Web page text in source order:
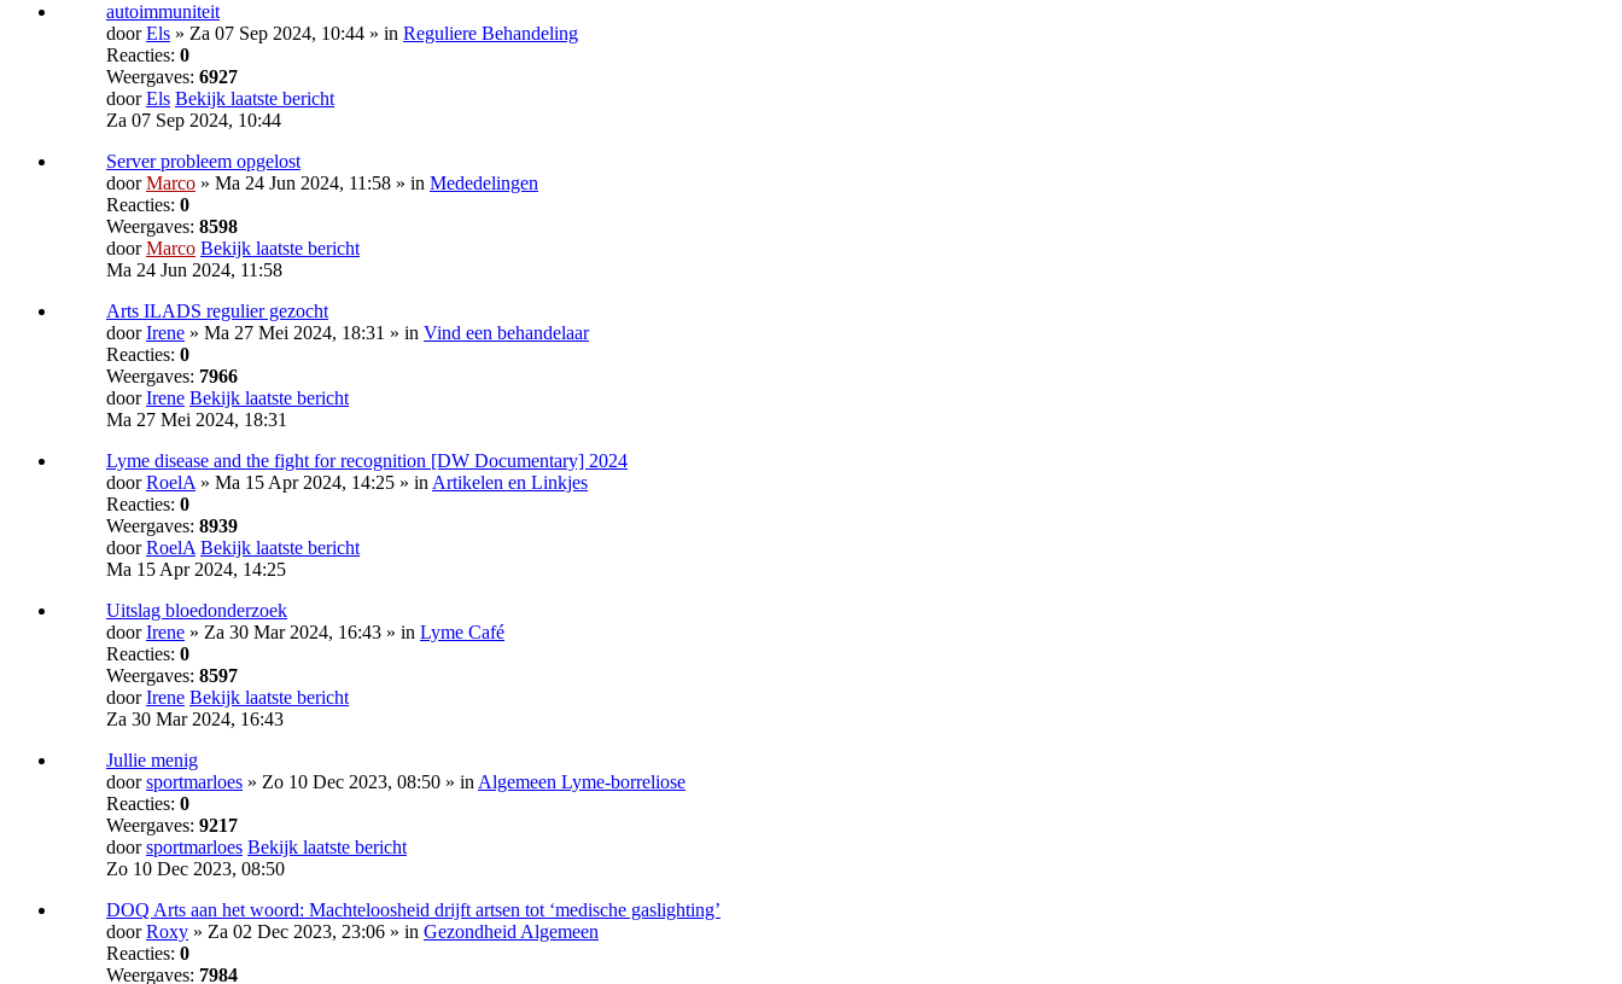
autoimmuniteit
doorEls » Za 07 Sep 2024, 10:44 » in Reguliere Behandeling
Reacties: 0
Weergaves: 6927
doorEls Bekijk laatste bericht
Za 07 Sep 2024, 10:44
Server probleem opgelost
doorMarco » Ma 24 Jun 2024, 11:58 » in Mededelingen
Reacties: 0
Weergaves: 8598
doorMarco Bekijk laatste bericht
Ma 24 Jun 2024, 11:58
Arts ILADS regulier gezocht
doorIrene » Ma 27 Mei 2024, 18:31 » in Vind een behandelaar
Reacties: 0
Weergaves: 7966
doorIrene Bekijk laatste bericht
Ma 27 Mei 2024, 18:31
Lyme disease and the fight for recognition [DW Documentary] 2024
doorRoelA » Ma 15 Apr 2024, 14:25 » in Artikelen en Linkjes
Reacties: 0
Weergaves: 8939
doorRoelA Bekijk laatste bericht
Ma 15 Apr 2024, 14:25
Uitslag bloedonderzoek
doorIrene » Za 30 Mar 2024, 16:43 » in Lyme Café
Reacties: 0
Weergaves: 8597
doorIrene Bekijk laatste bericht
Za 30 Mar 2024, 16:43
Jullie menig
doorsportmarloes » Zo 10 Dec 2023, 08:50 » in Algemeen Lyme-borreliose
Reacties: 0
Weergaves: 9217
doorsportmarloes Bekijk laatste bericht
Zo 10 Dec 2023, 08:50
DOQ Arts aan het woord: Machte­loosheid drijft artsen tot ‘medische gas­lighting’
doorRoxy » Za 02 Dec 2023, 23:06 » in Gezondheid Algemeen
Reacties: 0
Weergaves: 7984